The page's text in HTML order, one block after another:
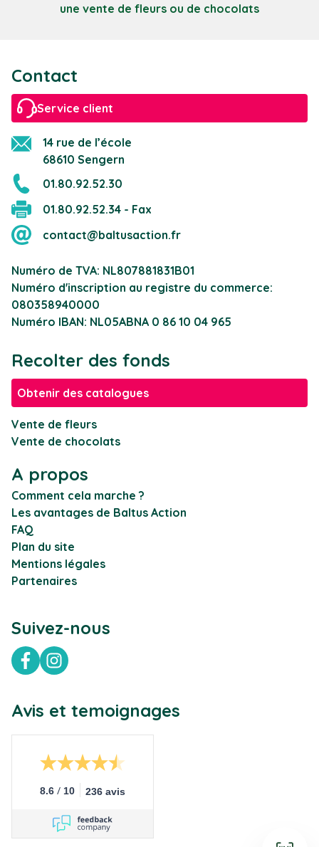
une vente de fleurs ou de chocolats
Contact
Service client
14 rue de l’école
68610 Sengern
01.80.92.52.30
01.80.92.52.34 - Fax
contact@baltusaction.fr
Numéro de TVA: NL807881831B01
Numéro d'inscription au registre du commerce:
080358940000
Numéro IBAN: NL05ABNA 0 86 10 04 965
Recolter des fonds
Obtenir des catalogues
Vente de fleurs
Vente de chocolats
A propos
Comment cela marche ?
Les avantages de Baltus Action
FAQ
Plan du site
Mentions légales
Partenaires
Suivez-nous
FacebookInstagram
Avis et temoignages
8.6 / 10 236 avis